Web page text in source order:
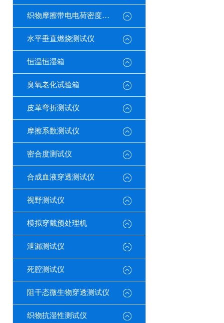
织物摩擦带电电荷密度测试仪
水平垂直燃烧测试仪
恒温恒湿箱
臭氧老化试验箱
皮革弯折测试仪
摩擦系数测试仪
密合度测试仪
合成血液穿透测试仪
视野测试仪
模拟穿戴预处理机
泄漏测试仪
死腔测试仪
阻干态微生物穿透测试仪
织物抗湿性测试仪